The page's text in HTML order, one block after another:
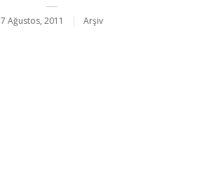
7 Ağustos, 2011 Arşiv